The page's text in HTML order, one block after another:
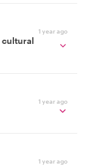
1 year ago
cultural
1 year ago
1 year ago